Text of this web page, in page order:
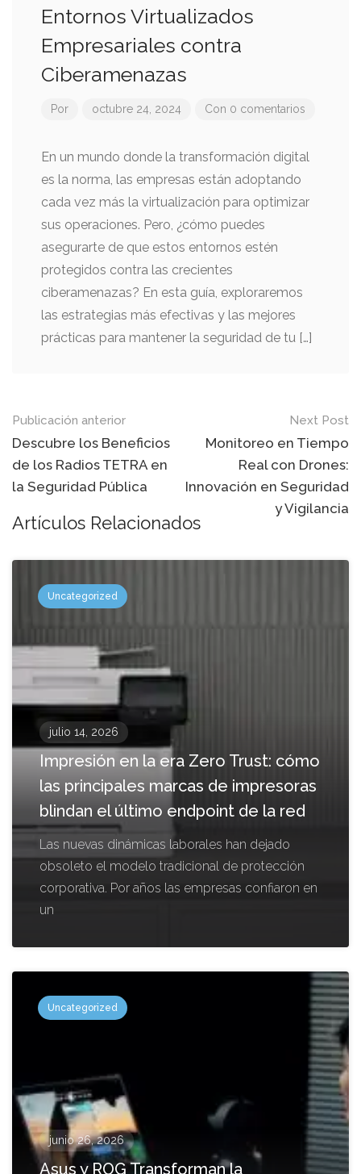
Entornos Virtualizados
Empresariales contra
Ciberamenazas
Por octubre 24, 2024 Con 0 comentarios
En un mundo donde la transformación digital
es la norma, las empresas están adoptando
cada vez más la virtualización para optimizar
sus operaciones. Pero, ¿cómo puedes
asegurarte de que estos entornos estén
protegidos contra las crecientes
ciberamenazas? En esta guía, exploraremos
las estrategias más efectivas y las mejores
prácticas para mantener la seguridad de tu […]
Mensaje
de
navegación
Publicación anterior
Descubre los Beneficios
de los Radios TETRA en
la Seguridad Pública
Next Post
Monitoreo en Tiempo
Real con Drones:
Innovación en Seguridad
y Vigilancia
Artículos Relacionados
Uncategorized
julio 14, 2026
Impresión en la era Zero Trust: cómo
las principales marcas de impresoras
blindan el último endpoint de la red
Las nuevas dinámicas laborales han dejado
obsoleto el modelo tradicional de protección
corporativa. Por años las empresas confiaron en
un
Uncategorized
junio 26, 2026
Asus y ROG Transforman la